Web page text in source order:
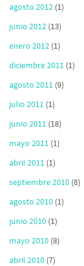
agosto 2012 (1)
junio 2012 (13)
enero 2012 (1)
diciembre 2011 (1)
agosto 2011 (9)
julio 2011 (1)
junio 2011 (18)
mayo 2011 (1)
abril 2011 (1)
septiembre 2010 (8)
agosto 2010 (1)
junio 2010 (1)
mayo 2010 (8)
abril 2010 (7)